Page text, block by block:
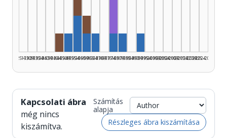
1925–1929
1930–1934
1935–1939
1940–1944
1945–1949
1950–1954
1955–1959
1960–1964
1965–1969
1970–1974
1975–1979
1980–1984
1985–1989
1990–1994
1995–1999
2000–2004
2005–2009
2010–2014
2015–2019
2020–2024
2025–2026
Kapcsolati ábra
még nincs
kiszámítva.
Számítás
alapja
Részleges ábra kiszámítása